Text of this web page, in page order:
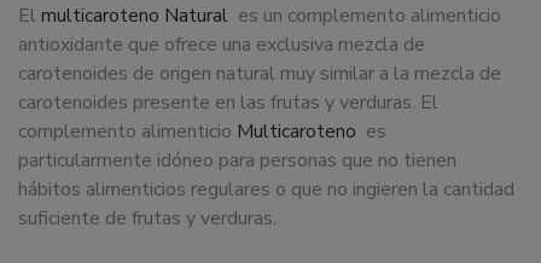
organismos,
empresas,
ferias,
eventos.
El multicaroteno Natural es un complemento alimenticio
antioxidante que ofrece una exclusiva mezcla de
carotenoides de origen natural muy similar a la mezcla de
carotenoides presente en las frutas y verduras. El
complemento alimenticio Multicaroteno es
particularmente idóneo para personas que no tienen
hábitos alimenticios regulares o que no ingieren la cantidad
suficiente de frutas y verduras.